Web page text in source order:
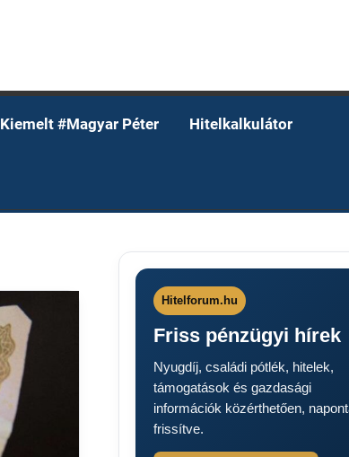
Kiemelt #Magyar Péter Hitelkalkulátor
Hitelforum.hu
Friss pénzügyi hírek
Nyugdíj, családi pótlék, hitelek,
támogatások és gazdasági
információk közérthetően,
frissítve.